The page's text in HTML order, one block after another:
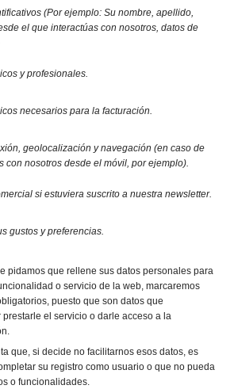
(Por ejemplo: Su nombre, apellido,
el que interactúas con nosotros, datos de
y profesionales.
necesarios para la facturación.
geolocalización y navegación (en caso de
con nosotros desde el móvil, por ejemplo).
si estuviera suscrito a nuestra newsletter.
gustos y preferencias.
pidamos que rellene sus datos personales para
o servicio de la web, marcaremos
puesto que son datos que
el servicio o darle acceso a la
que, si decide no facilitarnos esos datos, es
su registro como usuario o que no pueda
o funcionalidades.